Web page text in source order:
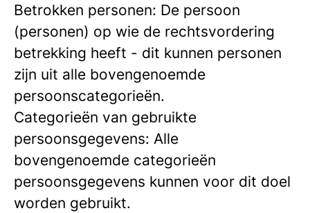
Betrokken personen: De persoon
(personen) op wie de rechtsvordering
betrekking heeft - dit kunnen personen
zijn uit alle bovengenoemde
persoonscategorieën.
Categorieën van gebruikte
persoonsgegevens: Alle
bovengenoemde categorieën
persoonsgegevens kunnen voor dit doel
worden gebruikt.